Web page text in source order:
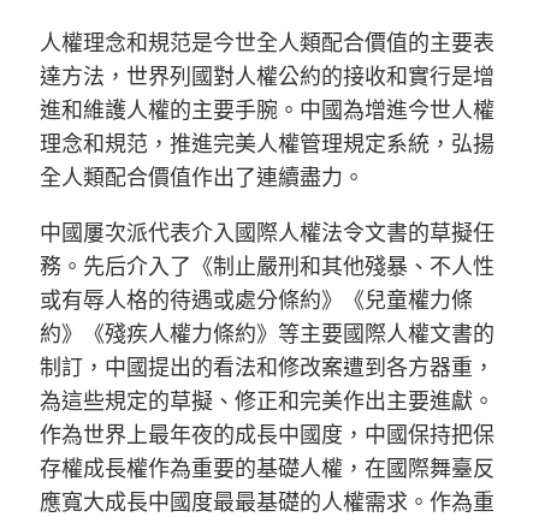
人權理念和規范是今世全人類配合價值的主要表
達方法，世界列國對人權公約的接收和實行是增
進和維護人權的主要手腕。中國為增進今世人權
理念和規范，推進完美人權管理規定系統，弘揚
全人類配合價值作出了連續盡力。
中國屢次派代表介入國際人權法令文書的草擬任
務。先后介入了《制止嚴刑和其他殘暴、不人性
或有辱人格的待遇或處分條約》《兒童權力條
約》《殘疾人權力條約》等主要國際人權文書的
制訂，中國提出的看法和修改案遭到各方器重，
為這些規定的草擬、修正和完美作出主要進獻。
作為世界上最年夜的成長中國度，中國保持把保
存權成長權作為重要的基礎人權，在國際舞臺反
應寬大成長中國度最最基礎的人權需求。作為重